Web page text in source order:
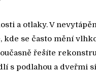
a otlaky. V
kde se často mění
řešíte
s podlahou a dveřmi